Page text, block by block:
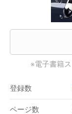
※電子書籍
登録数
ページ数